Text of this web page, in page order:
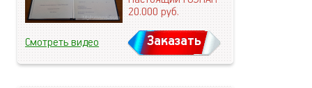
20.000руб.
Смотреть видео Заказать